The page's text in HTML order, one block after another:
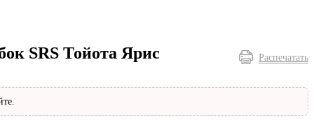
Распечатать
SRS Тойота Ярис